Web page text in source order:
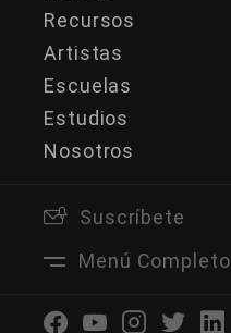
Recursos
Artistas
Escuelas
Estudios
Nosotros
Suscríbete
Menú Completo